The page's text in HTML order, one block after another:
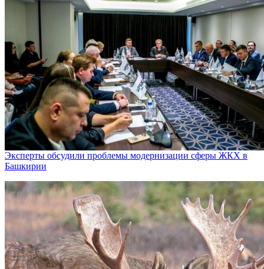
Эксперты обсудили проблемы модернизации сферы ЖКХ в
Башкирии